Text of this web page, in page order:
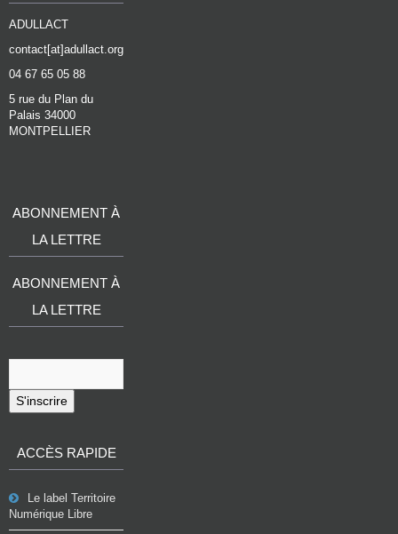
ADULLACT
contact[at]adullact.org
04 67 65 05 88
5 rue du Plan du
Palais 34000
MONTPELLIER
ABONNEMENT À
LA LETTRE
ABONNEMENT À
LA LETTRE
S'inscrire
ACCÈS RAPIDE
Le label Territoire
Numérique Libre